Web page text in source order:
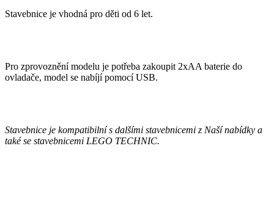
Stavebnice je vhodná pro děti od 6 let.
Pro zprovoznění modelu je potřeba zakoupit 2xAA baterie do
ovladače, model se nabíjí pomocí USB.
Stavebnice je kompatibilní s dalšími stavebnicemi z Naší nabídky a
také se stavebnicemi LEGO TECHNIC.